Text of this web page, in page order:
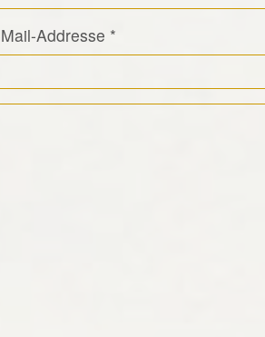
Addresse *
Text